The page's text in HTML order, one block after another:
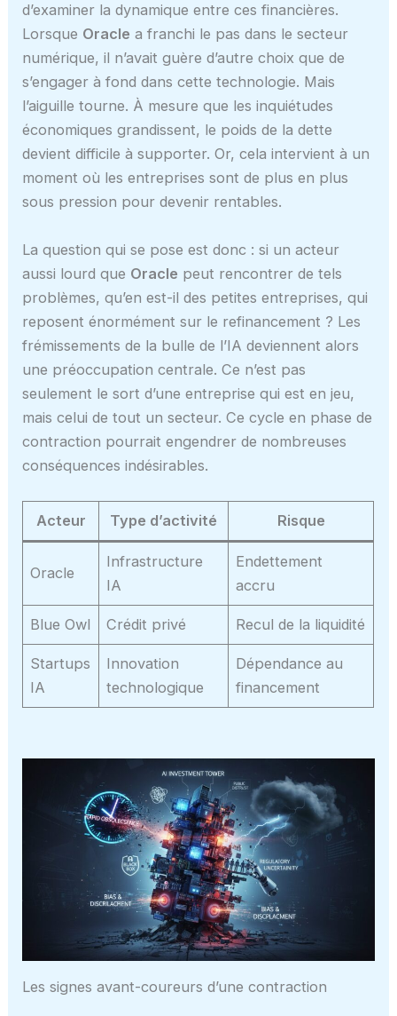
d’examiner la dynamique entre ces financières.
Lorsque Oracle a franchi le pas dans le secteur
numérique, il n’avait guère d’autre choix que de
s’engager à fond dans cette technologie. Mais
l’aiguille tourne. À mesure que les inquiétudes
économiques grandissent, le poids de la dette
devient difficile à supporter. Or, cela intervient à un
moment où les entreprises sont de plus en plus
sous pression pour devenir rentables.
La question qui se pose est donc : si un acteur
aussi lourd que Oracle peut rencontrer de tels
problèmes, qu’en est-il des petites entreprises, qui
reposent énormément sur le refinancement ? Les
frémissements de la bulle de l’IA deviennent alors
une préoccupation centrale. Ce n’est pas
seulement le sort d’une entreprise qui est en jeu,
mais celui de tout un secteur. Ce cycle en phase de
contraction pourrait engendrer de nombreuses
conséquences indésirables.
Acteur Type d’activité Risque
Oracle
Infrastructure
IA
Endettement
accru
Blue Owl Crédit privé Recul de la liquidité
Startups
IA
Innovation
technologique
Dépendance au
financement
Les signes avant-coureurs d’une contraction